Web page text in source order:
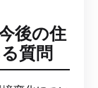
後の住
質問